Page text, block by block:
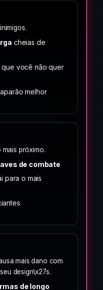
cheias de
que você não quer
melhor
mais próximo.
de combate
para o mais
mais dano com
design\x27s.
de longo